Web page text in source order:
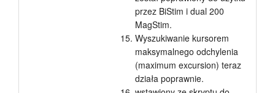
przez BiStim i dual 200
MagStim.
Wyszukiwanie kursorem
maksymalnego odchylenia
(maximum excursion) teraz
działa poprawnie.